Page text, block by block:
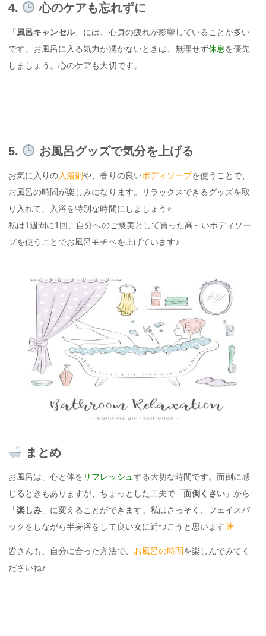
4. 心のケアも忘れずに
「 風呂キャンセル」には、心身の疲れが影響していることが多い
です。お風呂に入る気力が湧かないときは、無理せず休息を優先
しましょう。心のケアも大切です。
5. お風呂グッズで気分を上げる
お気に入りの入浴剤や、香りの良いボディソープを使うことで、
お風呂の時間が楽しみになります。リラックスできるグッズを取
り入れて、入浴を特別な時間にしましょう⭐︎
私は1週間に1回、自分へのご褒美として買った高～いボディソー
プを使うことでお風呂モチベを上げています♪
まとめ
お風呂は、心と体を リフレッシュ する大切な時間です。面倒に感
じるときもありますが、ちょっとした工夫で「 面倒くさい 」から
「楽しみ 」に変えることができます。私はさっそく、フェイスパ
ックをしながら半身浴をして良い女に近づこうと思います
皆さんも、自分に合った方法で、 お風呂の時間を楽しんでみてく
ださいね♪